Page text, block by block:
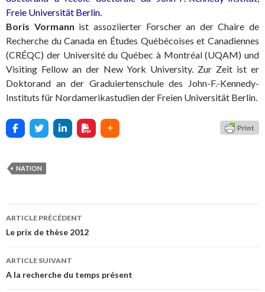
Freie Universität Berlin.
Boris Vormann ist assoziierter Forscher an der Chaire de
Recherche du Canada en Études Québécoises et Canadiennes
(CRÉQC) der Université du Québec à Montréal (UQAM) und
Visiting Fellow an der New York University. Zur Zeit ist er
Doktorand an der Graduiertenschule des John-F.-Kennedy-
Instituts für Nordamerikastudien der Freien Universität Berlin.
NATION
Navigation
des
articles
ARTICLE PRÉCÉDENT
Le prix de thèse 2012
ARTICLE SUIVANT
A la recherche du temps présent